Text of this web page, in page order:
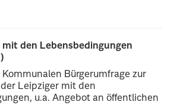
den Lebensbedingungen
Kommunalen Bürgerumfrage zur
Leipziger mit den
u.a. Angebot an öffentlichen